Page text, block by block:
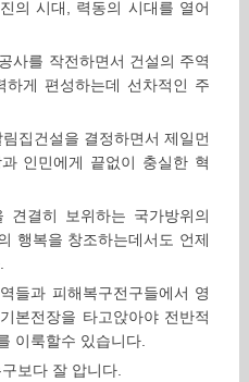
의 시대, 력동의 시대를 열어
사를 작전하면서 건설의 주역
게 편성하는데 선차적인 주
집건설을 결정하면서 제일먼
인민에게 끝없이 충실한 혁
견결히 보위하는 국가방위의
행복을 창조하는데서도 언제
들과 피해복구전구들에서 영
본전장을 타고앉아야 전반적
이룩할수 있습니다.
보다 잘 압니다.